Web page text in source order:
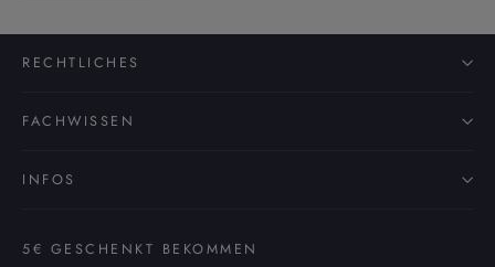
RECHTLICHES
FACHWISSEN
INFOS
5€ GESCHENKT BEKOMMEN